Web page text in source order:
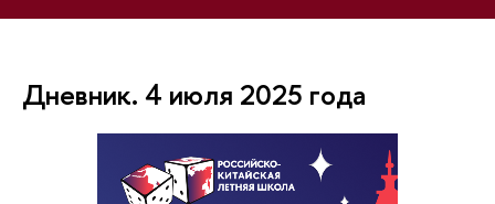
Дневник. 4 июля 2025 года